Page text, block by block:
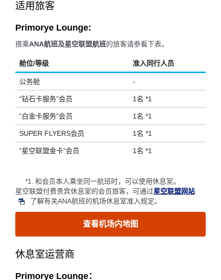
适用旅客
Primorye Lounge:
搭乘ANA航班及星空联盟航班的旅客请参看下表。
舱位/等级 准入同行人员
公务舱 -
“钻石卡服务”会员 1名 *1
“白金卡服务”会员 1名 *1
SUPER FLYERS会员 1名 *1
“星空联盟金卡”会员 1名 *1
*1.
和会员本人乘坐同一航班时，可以使用休息室。
星空联盟付费贵宾休息室的会员旅客，可通过星空联盟网站
了解有关ANA航班的机场休息室准入规定。
查看机场内地图
休息室运营商
Primorye Lounge：